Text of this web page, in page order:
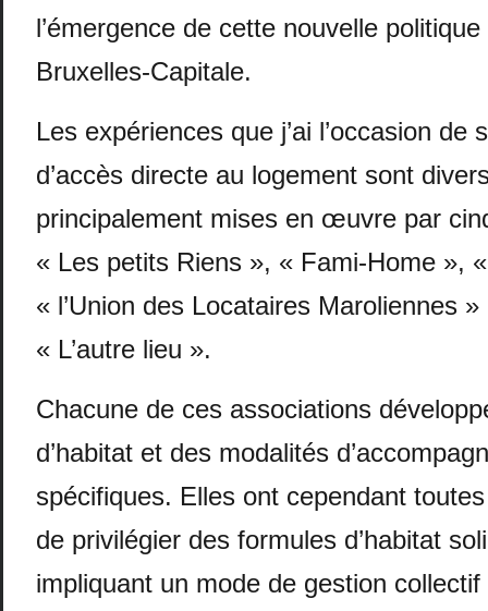
l’émergence de cette nouvelle
Bruxelles-Capitale.
Les expériences que j’ai l’occasion de
d’accès directe au logement sont
principalement mises en œuvre par
« Les petits Riens », « Fami-Home »,
« l’Union des Locataires Maroliennes
« L’autre lieu ».
Chacune de ces associations
d’habitat et des modalités
spécifiques. Elles ont cependant
de privilégier des formules d’habitat
impliquant un mode de gestion